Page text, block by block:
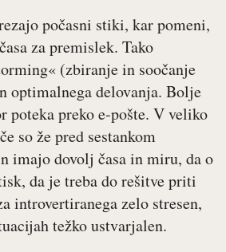
počasni stiki, kar pomeni,
za premislek. Tako
(zbiranje in soočanje
optimalnega delovanja. Bolje
poteka preko e-pošte. V veliko
so že pred sestankom
imajo dovolj časa in miru, da o
da je treba do rešitve priti
introvertiranega zelo stresen,
težko ustvarjalen.